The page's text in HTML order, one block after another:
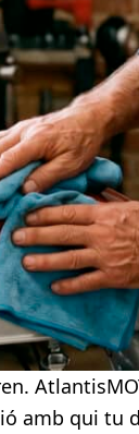
amb qui tu